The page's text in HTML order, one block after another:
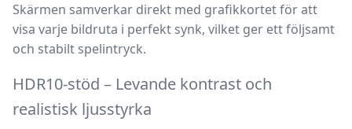
Skärmen samverkar direkt med grafikkortet för att
visa varje bildruta i perfekt synk, vilket ger ett följsamt
och stabilt spelintryck.
HDR10-stöd – Levande kontrast och
realistisk ljusstyrka